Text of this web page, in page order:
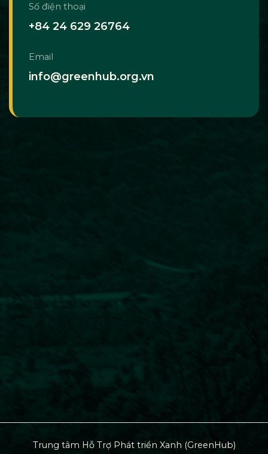
Số điện thoại
+84 24 629 26764
Email
info@greenhub.org.vn
Trung tâm Hỗ Trợ Phát triển Xanh (GreenHub)